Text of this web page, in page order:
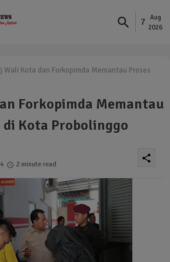
7
Aug
2026
Wali Kota dan Forkopimda Memantau Proses
Forkopimda Memantau
di Kota Probolinggo
2 minute read
share